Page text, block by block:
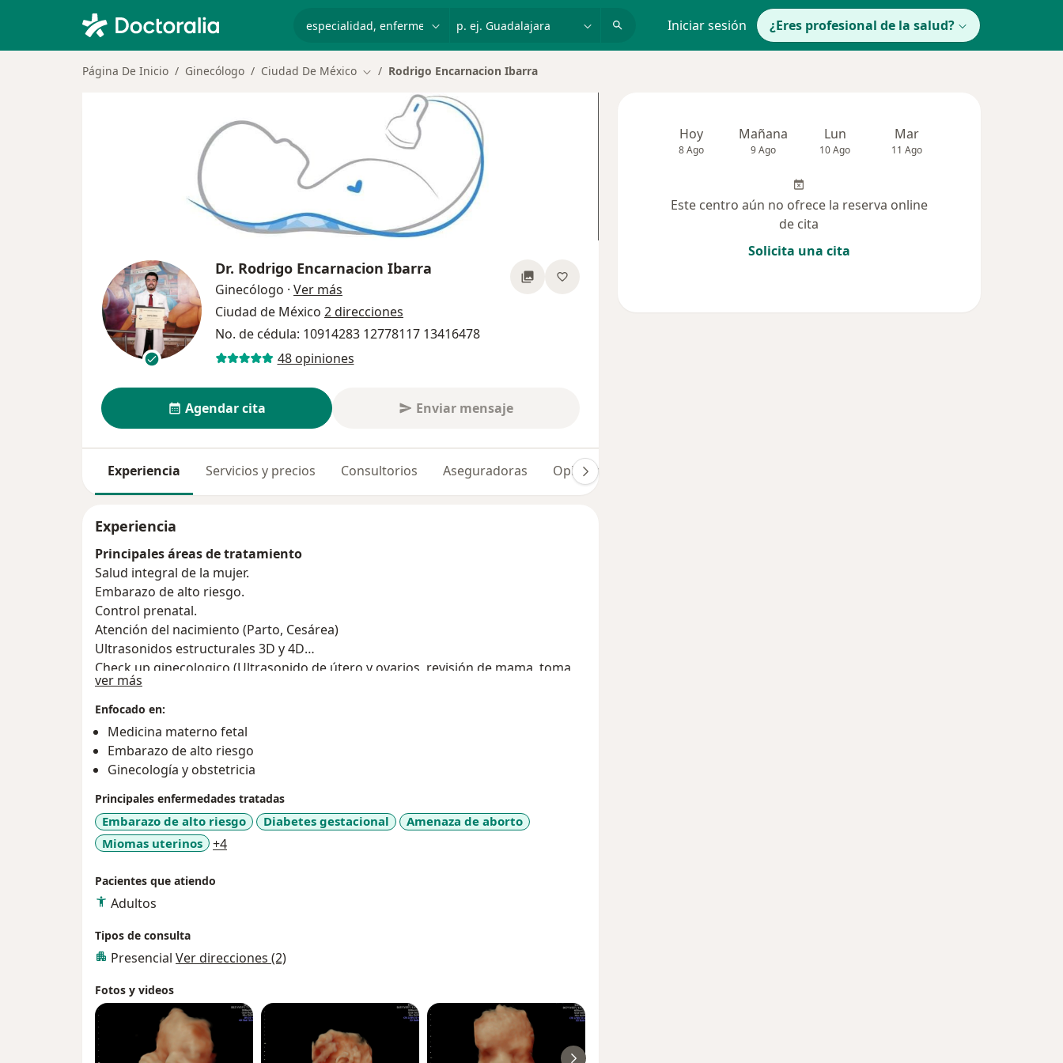
Iniciar sesión ¿Eres profesional de la salud?
Página De Inicio Ginecólogo Ciudad De México Cambiar de ciudad
Rodrigo Encarnacion Ibarra
Dr. Rodrigo Encarnacion Ibarra
Ginecólogo · Ver más
Ciudad de México 2 direcciones
No. de cédula: 10914283 12778117 13416478
48 opiniones
Agendar cita Enviar mensaje
Experiencia Servicios y precios Consultorios Aseguradoras Opiniones (48)
Experiencia
Principales áreas de tratamiento
Salud integral de la mujer.
Embarazo de alto riesgo.
Control prenatal.
Atención del nacimiento (Parto, Cesárea)
Ultrasonidos estructurales 3D y 4D
Check up ginecologico (Ultrasonido de útero y ovarios, revisión de mama, toma
de papnicolaou)
ver más
Enfocado en:
Medicina materno fetal
Embarazo de alto riesgo
Ginecología y obstetricia
Principales enfermedades tratadas
Embarazo de alto riesgo Diabetes gestacional
Amenaza de aborto
Miomas uterinos
+4a11y_sr_more_diseases
Pacientes que atiendo
Adultos
Tipos de consulta
Presencial Ver direcciones (2)
Fotos y videos
Hoy
8 Ago
Mañana
9 Ago
Lun
10 Ago
Mar
11 Ago
Este centro aún no ofrece la reserva online
de cita
Solicita una cita